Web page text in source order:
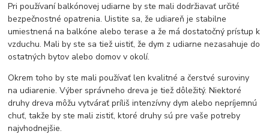
Pri používaní balkónovej udiarne by ste mali dodržiavať určité
bezpečnostné opatrenia. Uistite sa, že udiareň je stabilne
umiestnená na balkóne alebo terase a že má dostatočný prístup k
vzduchu. Mali by ste sa tiež uistiť, že dym z udiarne nezasahuje do
ostatných bytov alebo domov v okolí.
Okrem toho by ste mali používať len kvalitné a čerstvé suroviny
na udiarenie. Výber správneho dreva je tiež dôležitý. Niektoré
druhy dreva môžu vytvárať príliš intenzívny dym alebo nepríjemnú
chuť, takže by ste mali zistiť, ktoré druhy sú pre vaše potreby
najvhodnejšie.